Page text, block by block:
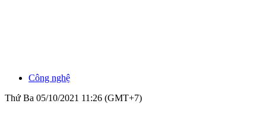
Công nghệ
Thứ Ba 05/10/2021 11:26 (GMT+7)